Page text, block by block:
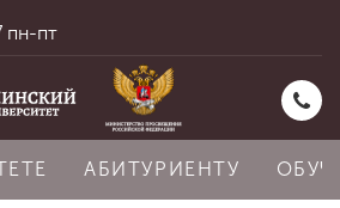
пн-пт
АБИТУРИЕНТУ